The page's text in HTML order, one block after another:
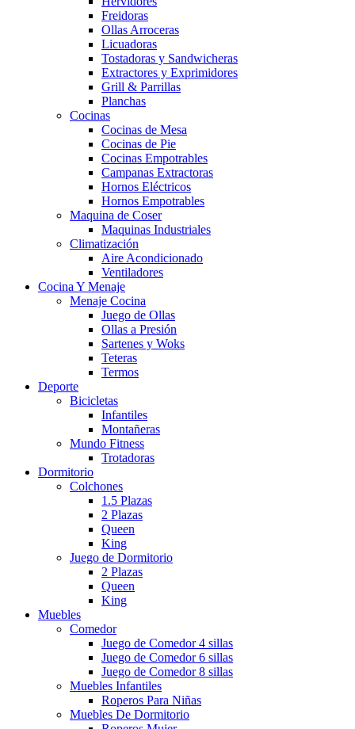
Freidoras
Ollas Arroceras
Licuadoras
Tostadoras y Sandwicheras
Extractores y Exprimidores
Grill & Parrillas
Planchas
Cocinas
Cocinas de Mesa
Cocinas de Pie
Cocinas Empotrables
Campanas Extractoras
Hornos Eléctricos
Hornos Empotrables
Maquina de Coser
Maquinas Industriales
Climatización
Aire Acondicionado
Ventiladores
Cocina Y Menaje
Menaje Cocina
Juego de Ollas
Ollas a Presión
Sartenes y Woks
Teteras
Termos
Deporte
Bicicletas
Infantiles
Montañeras
Mundo Fitness
Trotadoras
Dormitorio
Colchones
1.5 Plazas
2 Plazas
Queen
King
Juego de Dormitorio
2 Plazas
Queen
King
Muebles
Comedor
Juego de Comedor 4 sillas
Juego de Comedor 6 sillas
Juego de Comedor 8 sillas
Muebles Infantiles
Roperos Para Niñas
Muebles De Dormitorio